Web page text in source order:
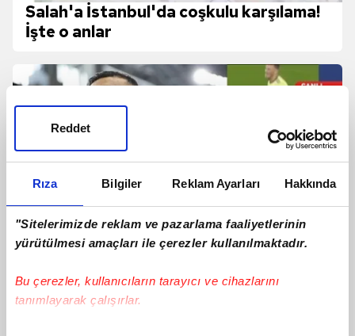
Rıza Bilgiler Reklam Ayarları Hakkında
"Sitelerimizde reklam ve pazarlama faaliyetlerinin
yürütülmesi amaçları ile çerezler kullanılmaktadır.
Bu çerezler, kullanıcıların tarayıcı ve cihazlarını
tanımlayarak çalışırlar.
Reddet
Salah'a İstanbul'da coşkulu karşılama!
İşte o anlar
Ertuğrul Doğan'dan Mohamed Salah